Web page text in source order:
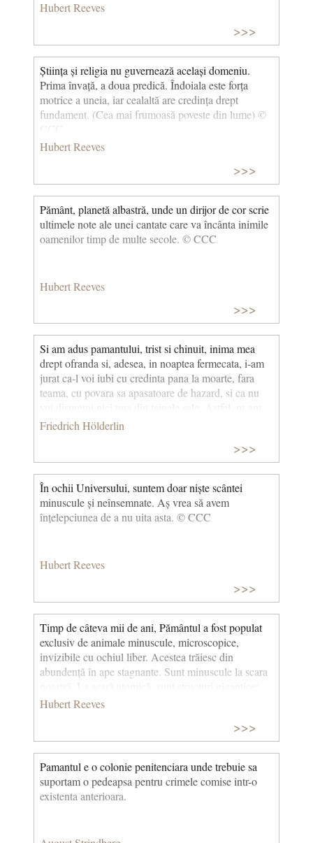
Hubert Reeves
>>>
Știința și religia nu guvernează același domeniu.
Prima învață, a doua predică. Îndoiala este forța
motrice a uneia, iar cealaltă are credința drept
fundament. (Cea mai frumoasă poveste din lume) ©
Hubert Reeves
>>>
Pământ, planetă albastră, unde un dirijor de cor scrie
ultimele note ale unei cantate care va încânta inimile
oamenilor timp de multe secole. © CCC
Hubert Reeves
>>>
Si am adus pamantului, trist si chinuit, inima mea
drept ofranda si, adesea, in noaptea fermecata, i-am
jurat ca-l voi iubi cu credinta pana la moarte, fara
teama, cu povara sa apasatoare de hazard, si ca nu
legat de el pe viata.
Friedrich Hölderlin
>>>
În ochii Universului, suntem doar niște scântei
minuscule și neînsemnate. Aș vrea să avem
înțelepciunea de a nu uita asta. © CCC
Hubert Reeves
>>>
Timp de câteva mii de ani, Pământul a fost populat
exclusiv de animale minuscule, microscopice,
invizibile cu ochiul liber. Acestea trăiesc din
abundență în ape stagnante. Sunt minuscule la scara
noastră. La scară atomică, sunt structuri gigantice;
numărul de atomi din fiecare se ridică la mii de
stele acum moarte. Aceste structuri vii, delicate, sunt
mai mult decât suma moleculelor care le alcătuiesc.
Au dobândit o proprietate care nu există în lumea
nucleonilor și a atomilor: pot muri. Existența lor nu
este asigurată automat de ansamblul forțelor fizice
care le leagă. Pentru a trăi, ele trebuie să facă schimb
Hubert Reeves
>>>
Pamantul e o colonie penitenciara unde trebuie sa
suportam o pedeapsa pentru crimele comise intr-o
existenta anterioara.